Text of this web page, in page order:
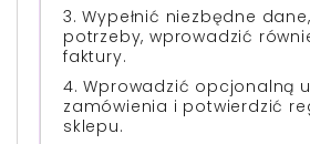
3. Wypełnić niezbędne
potrzeby, wprowadzić
faktury.
4. Wprowadzić opcjonalną
zamówienia i potwierdzić
sklepu.